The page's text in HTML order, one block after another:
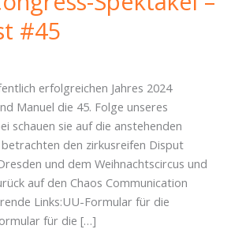
#45
erfolgreichen Jahres 2024
Manuel die 45. Folge unseres
schauen sie auf die anstehenden
den zirkusreifen Disput
und dem Weihnachtscircus und
auf den Chaos Communication
Links:UU-Formular für die
für die […]